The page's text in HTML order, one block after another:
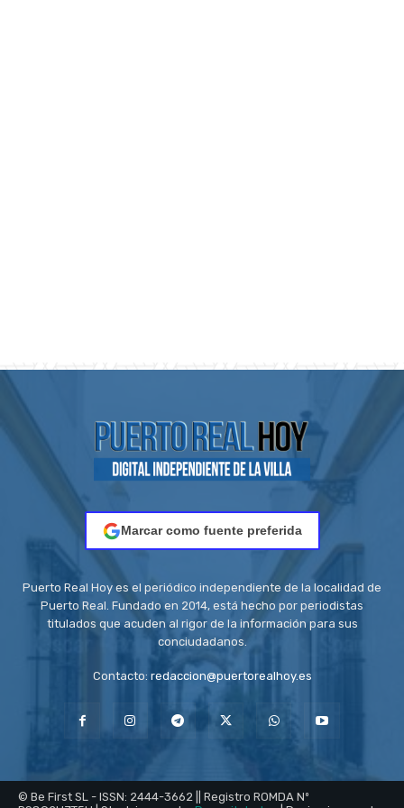
Marcar como fuente preferida
Puerto Real Hoy es el periódico independiente de la localidad de
Puerto Real. Fundado en 2014, está hecho por periodistas
titulados que acuden al rigor de la información para sus
conciudadanos.
Contacto: redaccion@puertorealhoy.es
© Be First SL - ISSN: 2444-3662 || Registro ROMDA Nº